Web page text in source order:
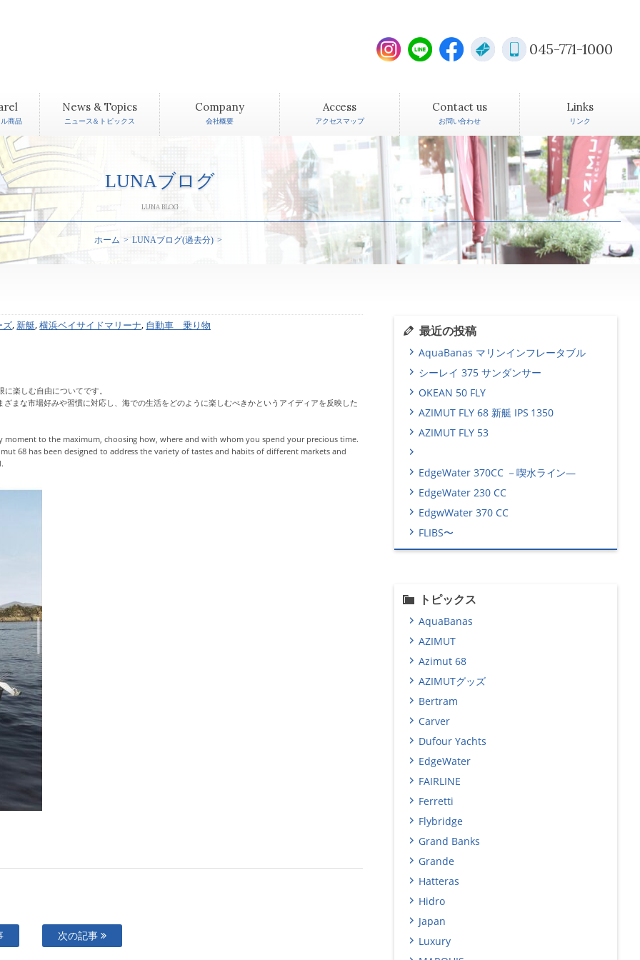
045-771-1000
商品
News & Topics
ニュース＆トピックス
Company
会社概要
Access
アクセスマップ
Contact us
お問い合わせ
Links
リンク
LUNAブログ
LUNA BLOG
ホーム LUNAブログ(過去分)
ズ, 新艇,横浜ベイサイドマリーナ, 自動車 乗り物
楽しむ自由についてです。
まな市場好みや習慣に対応し、海での生活をどのように楽しむべきかというアイディアを反映した
to the maximum, choosing how, where and with whom you spend your precious time.
68 has been designed to address the variety of tastes and habits of different markets and
次の記事
最近の投稿
AquaBanas マリンインフレータブル
シーレイ 375 サンダンサー
OKEAN 50 FLY
AZIMUT FLY 68 新艇 IPS 1350
AZIMUT FLY 53
EdgeWater 370CC －喫水ライン―
EdgeWater 230 CC
EdgwWater 370 CC
FLIBS〜
トピックス
AquaBanas
AZIMUT
Azimut 68
AZIMUTグッズ
Bertram
Carver
Dufour Yachts
EdgeWater
FAIRLINE
Ferretti
Flybridge
Grand Banks
Grande
Hatteras
Hidro
Japan
Luxury